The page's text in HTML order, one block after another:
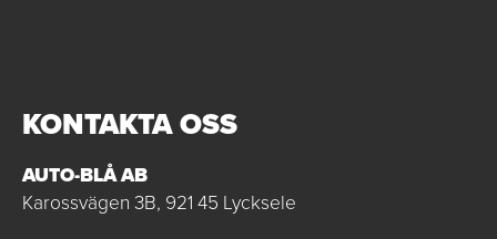
KONTAKTA OSS
AUTO-BLÅ AB
Karossvägen 3B, 921 45 Lycksele